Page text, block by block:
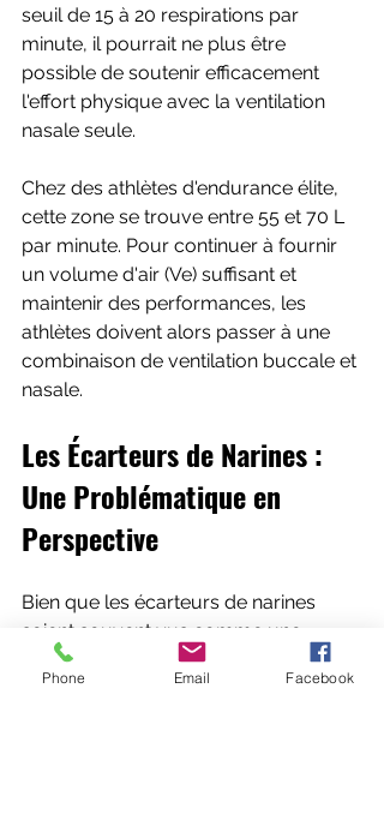
seuil de 15 à 20 respirations par
minute, il pourrait ne plus être
possible de soutenir efficacement
l'effort physique avec la ventilation
nasale seule.
Chez des athlètes d'endurance élite,
cette zone se trouve entre 55 et 70 L
par minute. Pour continuer à fournir
un volume d'air (Ve) suffisant et
maintenir des performances, les
athlètes doivent alors passer à une
combinaison de ventilation buccale et
nasale.
Les Écarteurs de Narines :
Une Problématique en
Perspective
Bien que les écarteurs de narines
soient souvent vus comme une
solution pour améliorer l'apport d'air,
leur utilisation peut présenter des
Phone Email Facebook